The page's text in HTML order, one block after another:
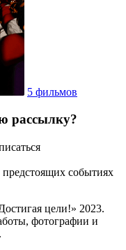
5 фильмов
рассылку?
событиях
цели!» 2023.
фотографии и